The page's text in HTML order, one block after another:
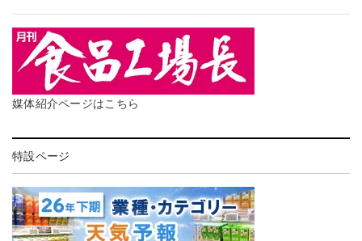
媒体紹介ページはこちら
特設ページ